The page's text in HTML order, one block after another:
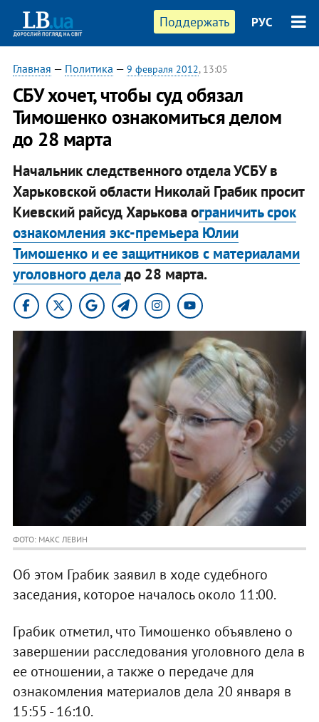
Поддержать РУС
Главная — Политика — 9 февраля 2012, 13:05
СБУ хочет, чтобы суд обязал
Тимошенко ознакомиться делом
до 28 марта
Начальник следственного отдела УСБУ в
Харьковской области Николай Грабик просит
Киевский райсуд Харькова ограничить срок
ознакомления экс-премьера Юлии
Тимошенко и ее защитников с материалами
уголовного деладо 28 марта.
ФОТО: МАКС ЛЕВИН
Об этом Грабик заявил в ходе судебного
заседания, которое началось около 11:00.
Грабик отметил, что Тимошенко объявлено о
завершении расследования уголовного дела в
ее отношении, а также о передаче для
ознакомления материалов дела 20 января в
15:55 - 16:10.